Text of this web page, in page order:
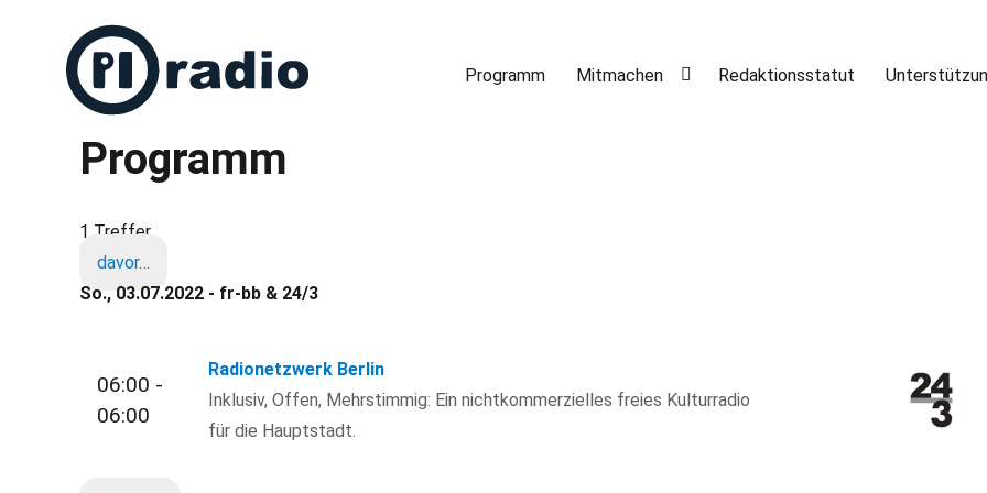
Freies Radio in Berlin
Programm Mitmachen Redaktionsstatut
Programm
1 Treffer
davor…
So., 03.07.2022 - fr-bb & 24/3
06:00 -
06:00
Radionetzwerk Berlin
Inklusiv, Offen, Mehrstimmig: Ein nichtkommerzielles freies Kulturradio
für die Hauptstadt.